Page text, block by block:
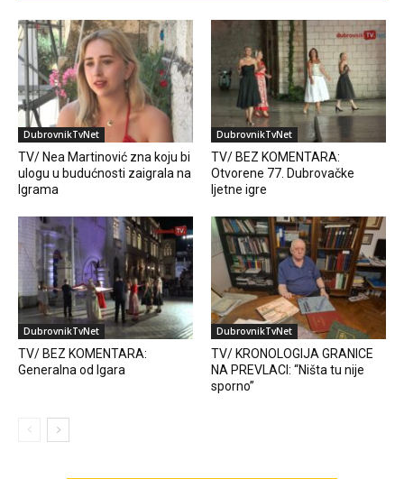
DubrovnikTvNet
TV/ Nea Martinović zna koju bi
ulogu u budućnosti zaigrala na
Igrama
DubrovnikTvNet
TV/ BEZ KOMENTARA:
Otvorene 77. Dubrovačke
ljetne igre
DubrovnikTvNet
TV/ BEZ KOMENTARA:
Generalna od Igara
DubrovnikTvNet
TV/ KRONOLOGIJA GRANICE
NA PREVLACI: “Ništa tu nije
sporno”